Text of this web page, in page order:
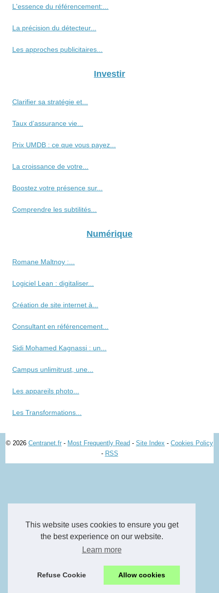
This website uses cookies to ensure you get
the best experience on our website.
Learn more
Refuse Cookie Allow cookies
L'essence du référencement:...
La précision du détecteur...
Les approches publicitaires...
Investir
Clarifier sa stratégie et...
Taux d’assurance vie...
Prix UMDB : ce que vous payez...
La croissance de votre...
Boostez votre présence sur...
Comprendre les subtilités...
Numérique
Romane Maltnoy :...
Logiciel Lean : digitaliser...
Création de site internet à...
Consultant en référencement...
Sidi Mohamed Kagnassi : un...
Campus unlimitrust, une...
Les appareils photo...
Les Transformations...
© 2026 Centranet.fr - Most Frequently Read - Site Index - Cookies Policy
- RSS